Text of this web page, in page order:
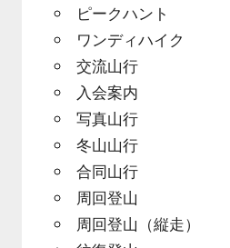
ピークハント
ワンディハイク
交流山行
入会案内
写真山行
冬山山行
合同山行
周回登山
周回登山（縦走）